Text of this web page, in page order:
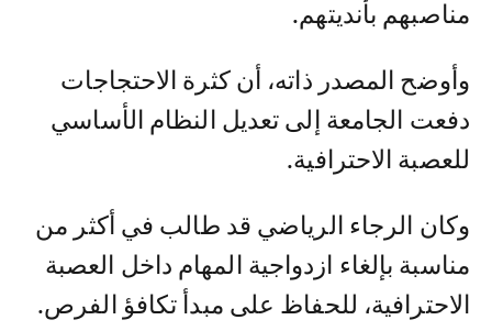
مناصبهم بأنديتهم.
وأوضح المصدر ذاته، أن كثرة الاحتجاجات
دفعت الجامعة إلى تعديل النظام الأساسي
للعصبة الاحترافية.
وكان الرجاء الرياضي قد طالب في أكثر من
مناسبة بإلغاء ازدواجية المهام داخل العصبة
الاحترافية، للحفاظ على مبدأ تكافؤ الفرص.